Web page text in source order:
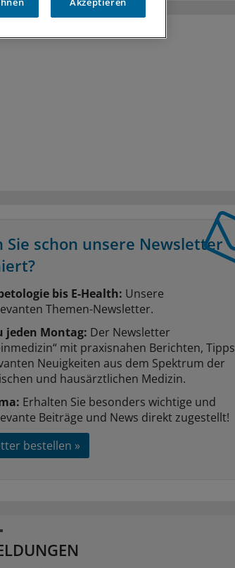
Sie schon unsere Newsletter
bis E-Health: Unsere
Themen-Newsletter.
jeden Montag: Der Newsletter
mit praxisnahen Berichten, Tipps
Neuigkeiten aus dem Spektrum der
und hausärztlichen Medizin.
Erhalten Sie besonders wichtige und
Beiträge und News direkt zugestellt!
bestellen »